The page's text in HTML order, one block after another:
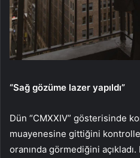
“Sağ gözüme lazer yapıldı”
Dün “CMXXIV” gösterisinde
muayenesine gittiğini
oranında görmediğini